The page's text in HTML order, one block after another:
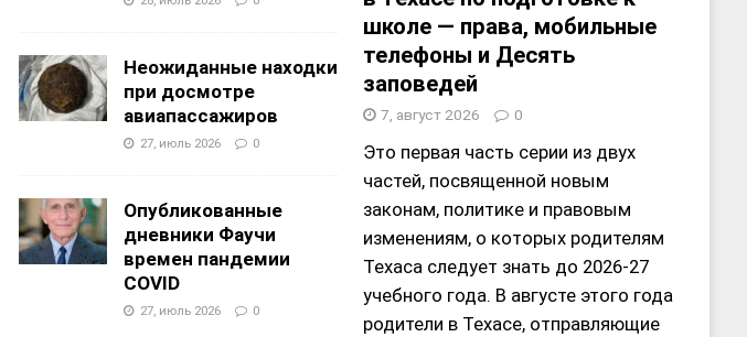
Неожиданные находки
при досмотре
авиапассажиров
27, июль 2026 0
Опубликованные
дневники Фаучи
времен пандемии
COVID
27, июль 2026 0
школе — права, мобильные
телефоны и Десять
заповедей
7, август 2026 0
Это первая часть серии из двух
частей, посвященной новым
законам, политике и правовым
изменениям, о которых родителям
Техаса следует знать до 2026-27
учебного года. В августе этого года
родители в Техасе, отправляющие